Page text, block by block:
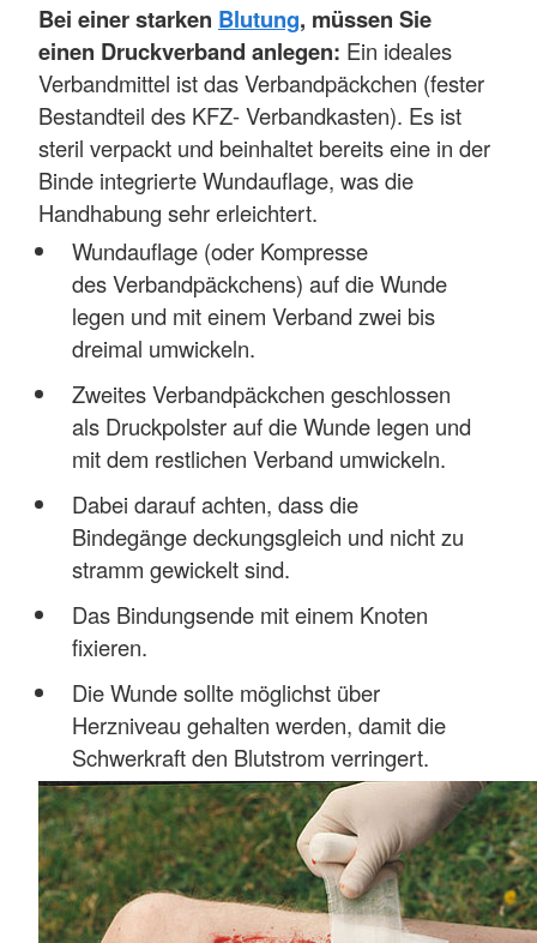
Bei einer starken Blutung, müssen Sie
einen Druckverband anlegen: Ein ideales
Verbandmittel ist das Verbandpäckchen (fester
Bestandteil des KFZ- Verbandkasten). Es ist
steril verpackt und beinhaltet bereits eine in der
Binde integrierte Wundauflage, was die
Handhabung sehr erleichtert.
Wundauflage (oder Kompresse
des Verbandpäckchens) auf die Wunde
legen und mit einem Verband zwei bis
dreimal umwickeln.
Zweites Verbandpäckchen geschlossen
als Druckpolster auf die Wunde legen und
mit dem restlichen Verband umwickeln.
Dabei darauf achten, dass die
Bindegänge deckungsgleich und nicht zu
stramm gewickelt sind.
Das Bindungsende mit einem Knoten
fixieren.
Die Wunde sollte möglichst über
Herzniveau gehalten werden, damit die
Schwerkraft den Blutstrom verringert.